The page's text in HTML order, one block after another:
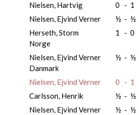
Nielsen, Hartvig
0 - 1
Nielsen, Ejvind Verner
½ - ½
Herseth, Storm
Norge
1 - 0
Nielsen, Ejvind Verner
Danmark
½ - ½
Nielsen, Ejvind Verner 0 - 1
Carlsson, Henrik
½ - ½
Nielsen, Ejvind Verner
½ - ½